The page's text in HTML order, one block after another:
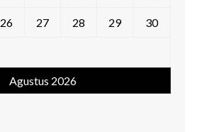
Agustus 2026
26 27 28 29 30